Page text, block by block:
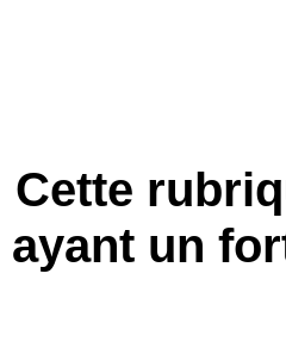
Cette
ayant un